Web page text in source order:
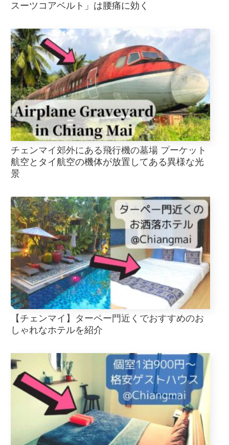
スーツコアベルト」は腰痛に効く
チェンマイ郊外にある飛行機の墓場 プーケット
航空とタイ航空の機体が放置してある異様な光
景
【チェンマイ】ターペー門近くでおすすめのお
しゃれなホテルを紹介